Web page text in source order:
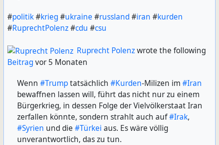
#politik#krieg#ukraine #russland#iran #kurden
#RuprechtPolenz#cdu #csu
Ruprecht Polenzwrote the following
Beitragvor 5 Monaten
Wenn #Trumptatsächlich #Kurden-Milizen im#Iran
bewaffnen lassen will, führt das nicht nur zu einem
Bürgerkrieg, in dessen Folge der Vielvölkerstaat Iran
zerfallen könnte, sondern strahlt auch auf#Irak,
#Syrien und die #Türkei aus. Es wäre völlig
unverantwortlich, das zu tun.